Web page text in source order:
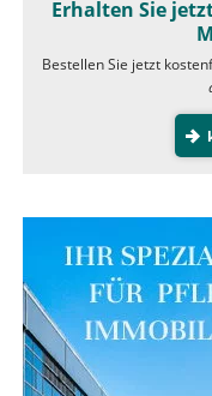
Erhalten Sie
Bestellen Sie jetzt